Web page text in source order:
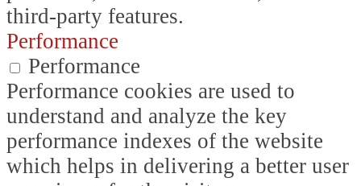
third-party features.
Performance
Performance
Performance cookies are used to
understand and analyze the key
performance indexes of the website
which helps in delivering a better user